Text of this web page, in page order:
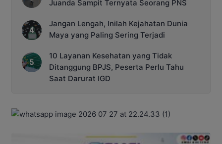
Juanda Sampit Ternyata Seorang PNS
Jangan Lengah, Inilah Kejahatan Dunia
Maya yang Paling Sering Terjadi
10 Layanan Kesehatan yang Tidak
Ditanggung BPJS, Peserta Perlu Tahu
Saat Darurat IGD